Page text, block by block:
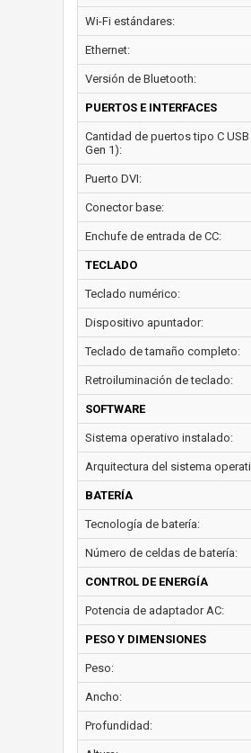
Wi-Fi estándares:
Ethernet:
Versión de Bluetooth:
PUERTOS E INTERFACES
Cantidad de puertos tipo C USB
Gen 1):
Puerto DVI:
Conector base:
Enchufe de entrada de CC:
TECLADO
Teclado numérico:
Dispositivo apuntador:
Teclado de tamaño completo:
Retroiluminación de teclado:
SOFTWARE
Sistema operativo instalado:
Arquitectura del sistema
BATERÍA
Tecnología de batería:
Número de celdas de batería:
CONTROL DE ENERGÍA
Potencia de adaptador AC:
PESO Y DIMENSIONES
Peso:
Ancho:
Profundidad: